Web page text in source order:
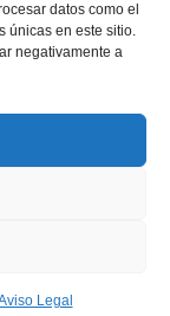
datos como el
únicas en este sitio.
negativamente a
Legal
Lun-Vie de
a 14:00h
2025